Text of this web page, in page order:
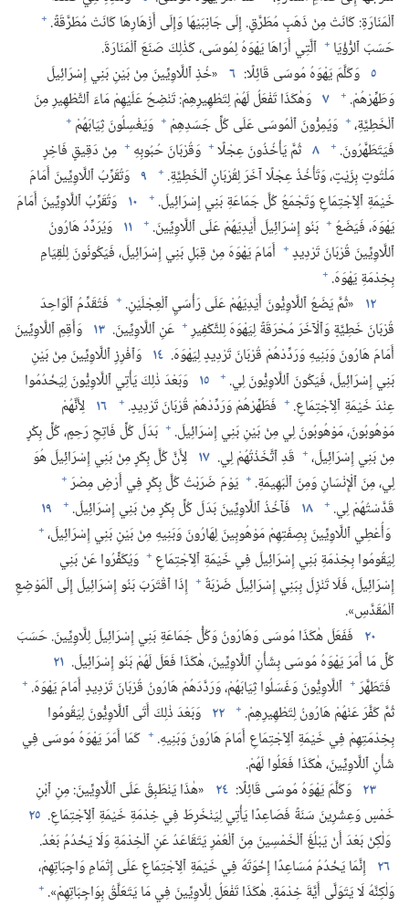
ٱلْمَنَارَةِ:‏ كَانَتْ مِنْ ذَهَبٍ مُطَرَّقٍ.‏ إِلَى جَانِبَيْهَا وَإِلَى أَزْهَارِهَا كَانَتْ مُطَرَّقَةً.‏ +
حَسَبَ ٱلرُّؤْيَا + ٱلَّتِي أَرَاهَا يَهْوَهُ لِمُوسَى،‏ كَذٰلِكَ صَنَعَ ٱلْمَنَارَةَ.‏
٥ وَكَلَّمَ يَهْوَهُ مُوسَى قَائِلًا:‏ ٦ ‏«خُذِ ٱللَّاوِيِّينَ مِنْ بَيْنِ بَنِي إِسْرَائِيلَ
وَطَهِّرْهُمْ.‏ + ٧ وَهٰكَذَا تَفْعَلُ لَهُمْ لِتَطْهِيرِهِمْ:‏ تَنْضِحُ عَلَيْهِمْ مَاءَ ٱلتَّطْهِيرِ مِنَ
ٱلْخَطِيَّةِ،‏ + وَيُمِرُّونَ ٱلْمُوسَى عَلَى كُلِّ جَسَدِهِمْ + وَيَغْسِلُونَ ثِيَابَهُمْ +
فَيَتَطَهَّرُونَ.‏ + ٨ ثُمَّ يَأْخُذُونَ عِجْلًا + وَقُرْبَانَ حُبُوبِهِ + مِنْ دَقِيقٍ فَاخِرٍ
مَلْتُوتٍ بِزَيْتٍ،‏ وَتَأْخُذُ عِجْلًا آخَرَ لِقُرْبَانِ ٱلْخَطِيَّةِ.‏ + ٩ وَتُقَرِّبُ ٱللَّاوِيِّينَ أَمَامَ
خَيْمَةِ ٱلِٱجْتِمَاعِ وَتَجْمَعُ كُلَّ جَمَاعَةِ بَنِي إِسْرَائِيلَ.‏ + ١٠ وَتُقَرِّبُ ٱللَّاوِيِّينَ أَمَامَ
يَهْوَهَ،‏ فَيَضَعُ + بَنُو إِسْرَائِيلَ أَيْدِيَهُمْ عَلَى ٱللَّاوِيِّينَ.‏ + ١١ وَيُرَدِّدُ هَارُونُ
ٱللَّاوِيِّينَ قُرْبَانَ تَرْدِيدٍ + أَمَامَ يَهْوَهَ مِنْ قِبَلِ بَنِي إِسْرَائِيلَ،‏ فَيَكُونُونَ لِلْقِيَامِ
بِخِدْمَةِ يَهْوَهَ.‏ +
١٢ ‏«ثُمَّ يَضَعُ ٱللَّاوِيُّونَ أَيْدِيَهُمْ عَلَى رَأْسَيِ ٱلْعِجْلَيْنِ.‏ + فَتُقَدِّمُ ٱلْوَاحِدَ
قُرْبَانَ خَطِيَّةٍ وَٱلْآخَرَ مُحْرَقَةً لِيَهْوَهَ لِلتَّكْفِيرِ + عَنِ ٱللَّاوِيِّينَ.‏ ١٣ وَأَقِمِ ٱللَّاوِيِّينَ
أَمَامَ هَارُونَ وَبَنِيهِ وَرَدِّدْهُمْ قُرْبَانَ تَرْدِيدٍ لِيَهْوَهَ.‏ ١٤ وَٱفْرِزِ ٱللَّاوِيِّينَ مِنْ بَيْنِ
بَنِي إِسْرَائِيلَ،‏ فَيَكُونَ ٱللَّاوِيُّونَ لِي.‏ + ١٥ وَبَعْدَ ذٰلِكَ يَأْتِي ٱللَّاوِيُّونَ لِيَخْدُمُوا
عِنْدَ خَيْمَةِ ٱلِٱجْتِمَاعِ.‏ + فَطَهِّرْهُمْ وَرَدِّدْهُمْ قُرْبَانَ تَرْدِيدٍ.‏ + ١٦ لِأَنَّهُمْ
مَوْهُوبُونَ،‏ مَوْهُوبُونَ لِي مِنْ بَيْنِ بَنِي إِسْرَائِيلَ.‏ + بَدَلَ كُلِّ فَاتِحِ رَحِمٍ،‏ كُلِّ بِكْرٍ
مِنْ بَنِي إِسْرَائِيلَ،‏ + قَدِ ٱتَّخَذْتُهُمْ لِي.‏ ١٧ لِأَنَّ كُلَّ بِكْرٍ مِنْ بَنِي إِسْرَائِيلَ هُوَ
لِي،‏ مِنَ ٱلْإِنْسَانِ وَمِنَ ٱلْبَهِيمَةِ.‏ + يَوْمَ ضَرَبْتُ كُلَّ بِكْرٍ فِي أَرْضِ مِصْرَ +
قَدَّسْتُهُمْ لِي.‏ + ١٨ فَآخُذُ ٱللَّاوِيِّينَ بَدَلَ كُلِّ بِكْرٍ مِنْ بَنِي إِسْرَائِيلَ.‏ +
١٩
وَأُعْطِي ٱللَّاوِيِّينَ بِصِفَتِهِمْ مَوْهُوبِينَ لِهَارُونَ وَبَنِيهِ مِنْ بَيْنِ بَنِي إِسْرَائِيلَ،‏ +
لِيَقُومُوا بِخِدْمَةِ بَنِي إِسْرَائِيلَ فِي خَيْمَةِ ٱلِٱجْتِمَاعِ + وَيُكَفِّرُوا عَنْ بَنِي
إِسْرَائِيلَ،‏ فَلَا تَنْزِلَ بِبَنِي إِسْرَائِيلَ ضَرْبَةٌ + إِذَا ٱقْتَرَبَ بَنُو إِسْرَائِيلَ إِلَى ٱلْمَوْضِعِ
ٱلْمُقَدَّسِ».‏
٢٠ فَفَعَلَ هٰكَذَا مُوسَى وَهَارُونُ وَكُلُّ جَمَاعَةِ بَنِي إِسْرَائِيلَ لِلَّاوِيِّينَ.‏ حَسَبَ
كُلِّ مَا أَمَرَ يَهْوَهُ مُوسَى بِشَأْنِ ٱللَّاوِيِّينَ،‏ هٰكَذَا فَعَلَ لَهُمْ بَنُو إِسْرَائِيلَ.‏ ٢١
فَتَطَهَّرَ + ٱللَّاوِيُّونَ وَغَسَلُوا ثِيَابَهُمْ،‏ وَرَدَّدَهُمْ هَارُونُ قُرْبَانَ تَرْدِيدٍ أَمَامَ يَهْوَهَ.‏ +
ثُمَّ كَفَّرَ عَنْهُمْ هَارُونُ لِتَطْهِيرِهِمْ.‏ + ٢٢ وَبَعْدَ ذٰلِكَ أَتَى ٱللَّاوِيُّونَ لِيَقُومُوا
بِخِدْمَتِهِمْ فِي خَيْمَةِ ٱلِٱجْتِمَاعِ أَمَامَ هَارُونَ وَبَنِيهِ.‏ + كَمَا أَمَرَ يَهْوَهُ مُوسَى فِي
شَأْنِ ٱللَّاوِيِّينَ،‏ هٰكَذَا فَعَلُوا لَهُمْ.‏
٢٣ وَكَلَّمَ يَهْوَهُ مُوسَى قَائِلًا:‏ ٢٤ ‏«هٰذَا يَنْطَبِقُ عَلَى ٱللَّاوِيِّينَ:‏ مِنِ ٱبْنِ
خَمْسٍ وَعِشْرِينَ سَنَةً فَصَاعِدًا يَأْتِي لِيَنْخَرِطَ فِي خِدْمَةِ خَيْمَةِ ٱلِٱجْتِمَاعِ.‏ ٢٥
وَلٰكِنْ بَعْدَ أَنْ يَبْلُغَ ٱلْخَمْسِينَ مِنَ ٱلْعُمْرِ يَتَقَاعَدُ عَنِ ٱلْخِدْمَةِ وَلَا يَخْدُمُ بَعْدُ.‏
٢٦ إِنَّمَا يَخْدُمُ مُسَاعِدًا إِخْوَتَهُ فِي خَيْمَةِ ٱلِٱجْتِمَاعِ عَلَى إِتْمَامِ وَاجِبَاتِهِمْ،‏
وَلٰكِنَّهُ لَا يَتَوَلَّى أَيَّةَ خِدْمَةٍ.‏ هٰكَذَا تَفْعَلُ لِلَّاوِيِّينَ فِي مَا يَتَعَلَّقُ بِوَاجِبَاتِهِمْ».‏ +